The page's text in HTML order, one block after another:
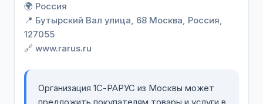
🌍 Россия
📍 Бутырский Вал улица, 68 Москва, Россия,
127055
🔗 www.rarus.ru
Организация 1С-РАРУС из Москвы может